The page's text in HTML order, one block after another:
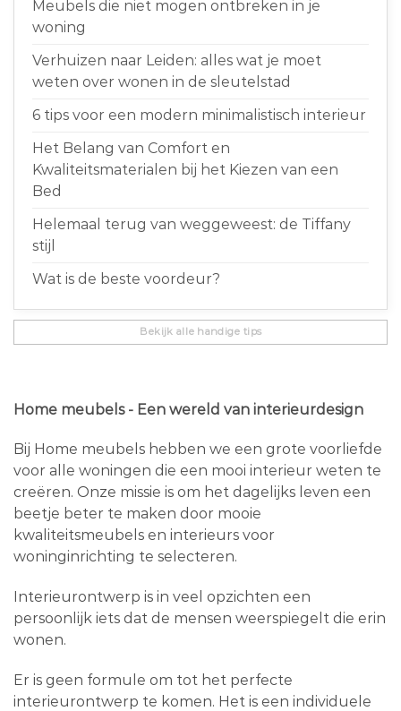
Meubels die niet mogen ontbreken in je
woning
Verhuizen naar Leiden: alles wat je moet
weten over wonen in de sleutelstad
6 tips voor een modern minimalistisch interieur
Het Belang van Comfort en
Kwaliteitsmaterialen bij het Kiezen van een
Bed
Helemaal terug van weggeweest: de Tiffany
stijl
Wat is de beste voordeur?
Bekijk alle handige tips
Home meubels - Een wereld van interieurdesign
Bij Home meubels hebben we een grote voorliefde
voor alle woningen die een mooi interieur weten te
creëren. Onze missie is om het dagelijks leven een
beetje beter te maken door mooie
kwaliteitsmeubels en interieurs voor
woninginrichting te selecteren.
Interieurontwerp is in veel opzichten een
persoonlijk iets dat de mensen weerspiegelt die erin
wonen.
Er is geen formule om tot het perfecte
interieurontwerp te komen. Het is een individuele